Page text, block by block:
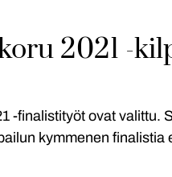
2021 -
-finalistityöt ovat valittu.
kymmenen